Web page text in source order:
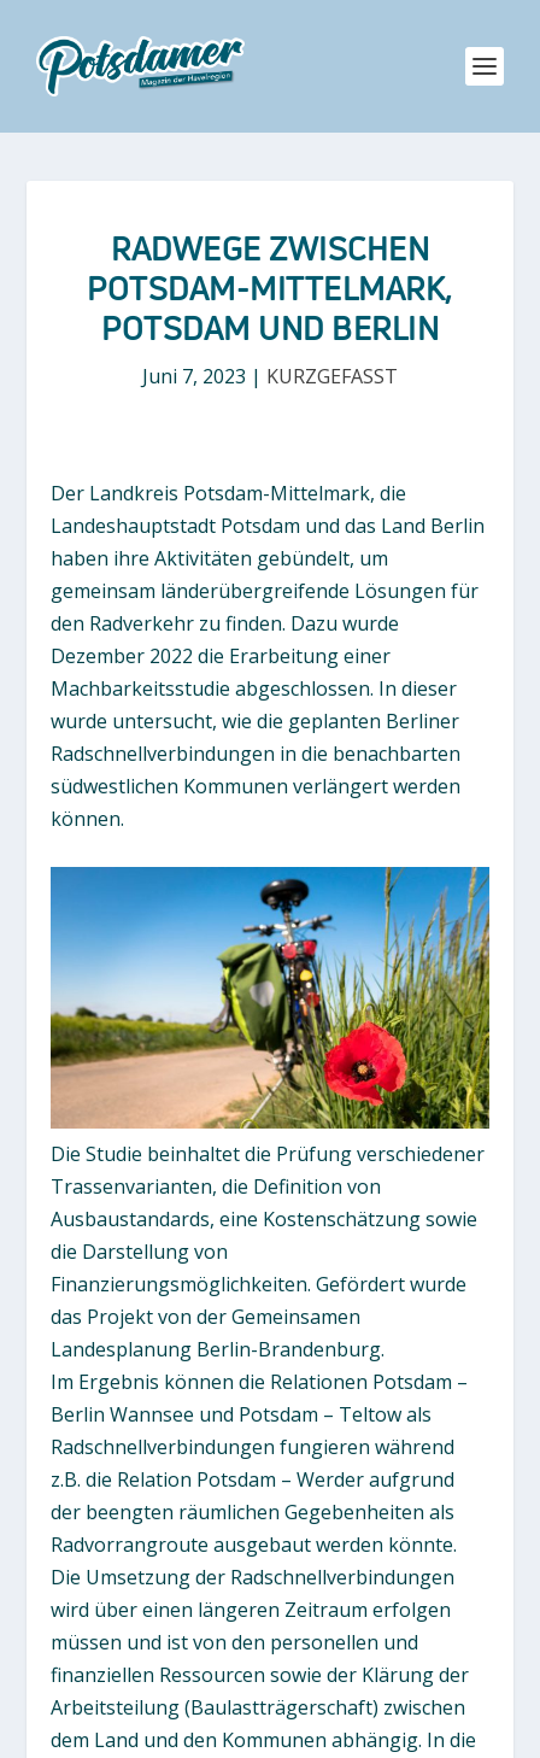
RADWEGE ZWISCHEN
POTSDAM-MITTELMARK,
POTSDAM UND BERLIN
Juni 7, 2023 | KURZGEFASST
Der Landkreis Potsdam-Mittelmark, die
Landeshauptstadt Potsdam und das Land Berlin
haben ihre Aktivitäten gebündelt, um
gemeinsam länderübergreifende Lösungen für
den Radverkehr zu finden. Dazu wurde
Dezember 2022 die Erarbeitung einer
Machbarkeitsstudie abgeschlossen. In dieser
wurde untersucht, wie die geplanten Berliner
Radschnellverbindungen in die benachbarten
südwestlichen Kommunen verlängert werden
können.
Die Studie beinhaltet die Prüfung verschiedener
Trassenvarianten, die Definition von
Ausbaustandards, eine Kostenschätzung sowie
die Darstellung von
Finanzierungsmöglichkeiten. Gefördert wurde
das Projekt von der Gemeinsamen
Landesplanung Berlin-Brandenburg.
Im Ergebnis können die Relationen Potsdam –
Berlin Wannsee und Potsdam – Teltow als
Radschnellverbindungen fungieren während
z.B. die Relation Potsdam – Werder aufgrund
der beengten räumlichen Gegebenheiten als
Radvorrangroute ausgebaut werden könnte.
Die Umsetzung der Radschnellverbindungen
wird über einen längeren Zeitraum erfolgen
müssen und ist von den personellen und
finanziellen Ressourcen sowie der Klärung der
Arbeitsteilung (Baulastträgerschaft) zwischen
dem Land und den Kommunen abhängig. In die